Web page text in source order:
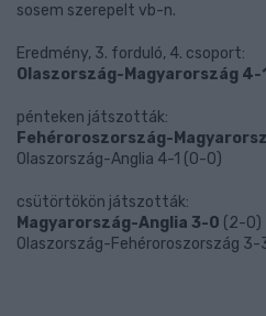
sosem szerepelt vb-n.
Eredmény, 3. forduló, 4. csoport:
Olaszország-Magyarország 4-1
pénteken játszották:
Fehéroroszország-
Olaszország-Anglia 4-1 (0-0)
csütörtökön játszották:
Magyarország-Anglia 3-0 (2-0)
Olaszország-Fehéroroszország 3-